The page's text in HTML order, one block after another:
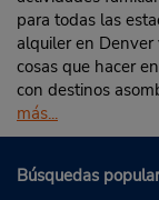
para todas las
alquiler en
cosas que hacer
con destinos
más...
Búsquedas